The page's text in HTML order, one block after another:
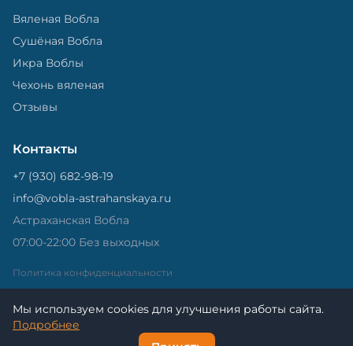
Вяленая Вобла
Сушёная Вобла
Икра Воблы
Чехонь вяленая
Отзывы
Контакты
+7 (930) 682-98-19
info@vobla-astrahanskaya.ru
Астраханская Вобла
07:00-22:00 Без выходных
Политика конфиденциальности
© 2026 Астраханская Вобла. - Все права защищены.
Мы используем cookies для улучшения работы сайта.
Подробнее